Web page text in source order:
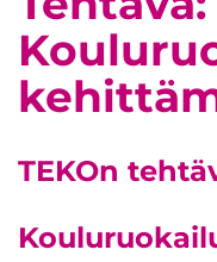
TEKOn